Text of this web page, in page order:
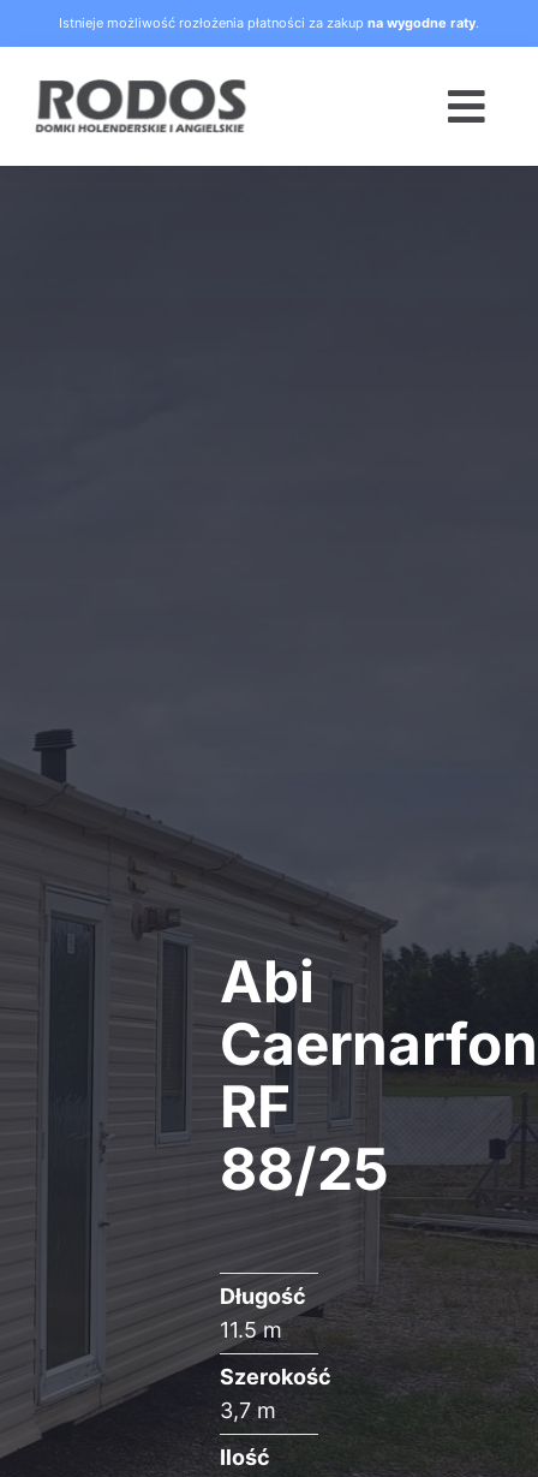
to
content
Istnieje możliwość rozłożenia płatności za zakup na wygodne raty.
Abi
Caernarfon
RF
88/25
Długość
11.5 m
Szerokość
3,7 m
Ilość